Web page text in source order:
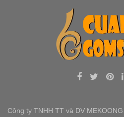
Công ty TNHH TT và DV MEKOONG